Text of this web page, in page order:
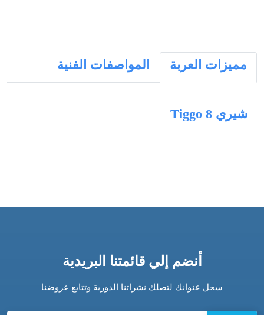
مميزات العربة المواصفات الفنية
شيري Tiggo 8
أنضم إلي قائمتنا البريدية
سجل عنوانك لتصلك نشراتنا الدورية وتتابع عروضنا